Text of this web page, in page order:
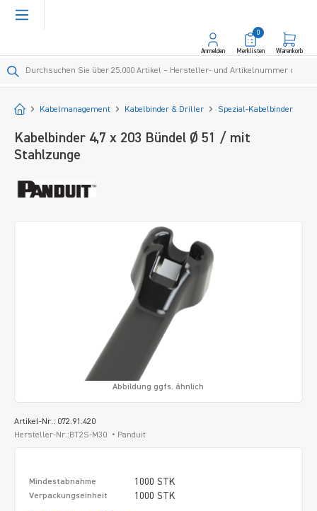
springen
Anmelden Merklisten
0
Warenkorb
Startseite
Kabelmanagement Kabelbinder & Driller Spezial-Kabelbinder
Kabelbinder 4,7 x 203 Bündel Ø 51 / mit
Stahlzunge
Artikel-Nr.: 072.91.420
Hersteller-Nr.:BT2S-M30
Panduit
Abbildung ggfs. ähnlich
Mindestabnahme 1000 STK
Verpackungseinheit 1000 STK